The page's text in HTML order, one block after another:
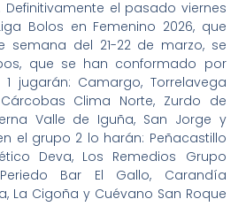
el pasado viernes
Bolos en Femenino 2026, que
semana del 21-22 de marzo, se
que se han conformado por
jugarán: Camargo, Torrelavega
Clima Norte, Zurdo de
Valle de Iguña, San Jorge y
el grupo 2 lo harán: Peñacastillo
Deva, Los Remedios Grupo
Bar El Gallo, Carandía
La Cigoña y Cuévano San Roque